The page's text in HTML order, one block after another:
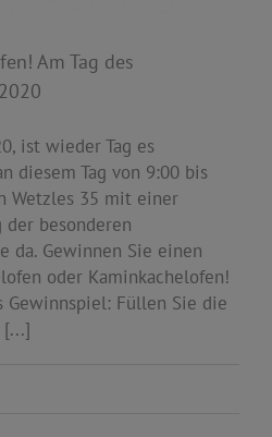
Am Tag des
ist wieder Tag es
diesem Tag von 9:00 bis
Wetzles 35 mit einer
besonderen
da. Gewinnen Sie einen
oder Kaminkachelofen!
Füllen Sie die
[...]